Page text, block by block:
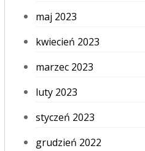
maj 2023
kwiecień 2023
marzec 2023
luty 2023
styczeń 2023
grudzień 2022